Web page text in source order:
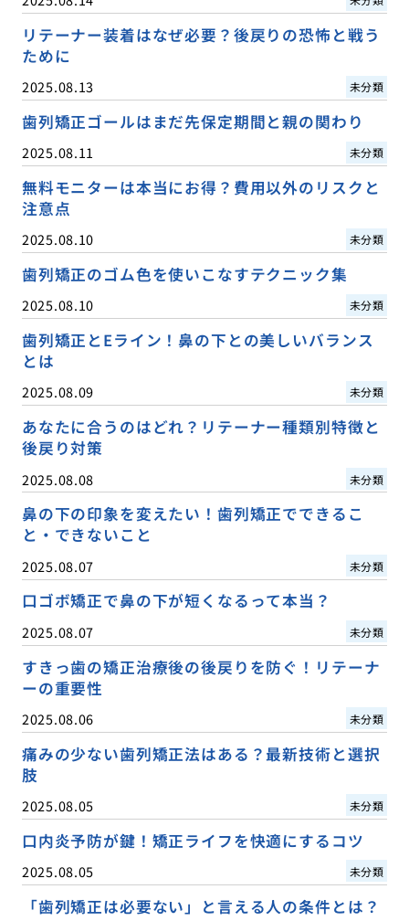
リテーナー装着はなぜ必要？後戻りの恐怖と戦う
ために
2025.08.13 未分類
歯列矯正ゴールはまだ先保定期間と親の関わり
2025.08.11 未分類
無料モニターは本当にお得？費用以外のリスクと
注意点
2025.08.10 未分類
歯列矯正のゴム色を使いこなすテクニック集
2025.08.10 未分類
歯列矯正とEライン！鼻の下との美しいバランス
とは
2025.08.09 未分類
あなたに合うのはどれ？リテーナー種類別特徴と
後戻り対策
2025.08.08 未分類
鼻の下の印象を変えたい！歯列矯正でできるこ
と・できないこと
2025.08.07 未分類
口ゴボ矯正で鼻の下が短くなるって本当？
2025.08.07 未分類
すきっ歯の矯正治療後の後戻りを防ぐ！リテーナ
ーの重要性
2025.08.06 未分類
痛みの少ない歯列矯正法はある？最新技術と選択
肢
2025.08.05 未分類
口内炎予防が鍵！矯正ライフを快適にするコツ
2025.08.05 未分類
「歯列矯正は必要ない」と言える人の条件とは？